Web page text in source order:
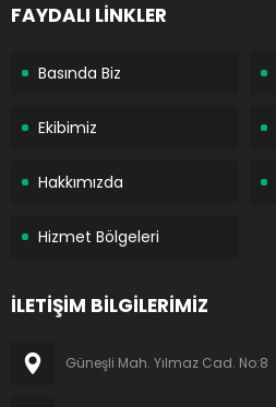
FAYDALI LİNKLER
Basında Biz
Ekibimiz
Hakkımızda
Hizmet Bölgeleri
İLETİŞİM BİLGİLERİMİZ
Güneşli Mah. Yılmaz Cad. No:8